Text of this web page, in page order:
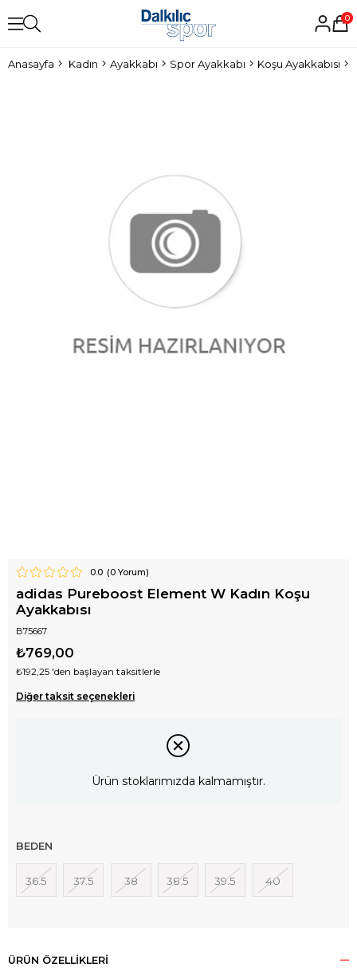
0
Anasayfa Kadın Ayakkabı Spor Ayakkabı Koşu Ayakkabısı
0.0 (0Yorum)
adidas Pureboost Element W Kadın Koşu
Ayakkabısı
B75667
₺769,00
₺192,25 'den başlayan taksitlerle
Diğer taksit seçenekleri
Ürün stoklarımızda kalmamıştır.
BEDEN
36.5 37.5 38 38.5 39.5 40
ÜRÜN ÖZELLIKLERI